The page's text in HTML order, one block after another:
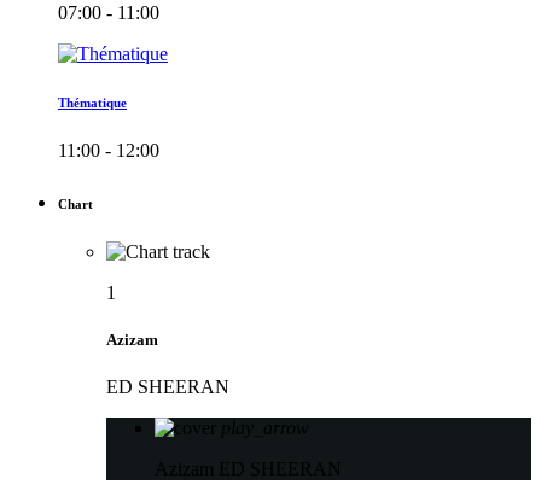
07:00 - 11:00
Thématique
11:00 - 12:00
Chart
1
Azizam
ED SHEERAN
play_arrow
Azizam
ED SHEERAN